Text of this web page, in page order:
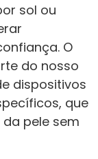
sol ou
O
do nosso
dispositivos
que
pele sem